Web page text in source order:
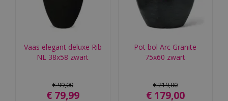
Vaas elegant deluxe Rib
NL 38x58 zwart
€99,00
€ 79,99
Pot bol Arc Granite
75x60 zwart
€219,00
€ 179,00